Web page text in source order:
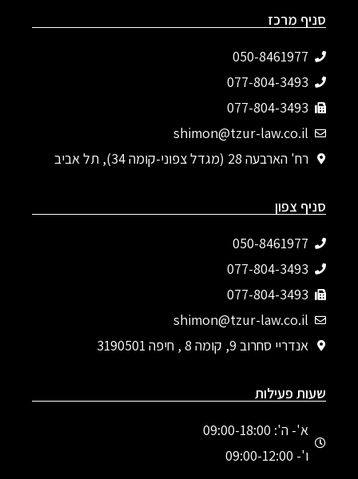
סניף מרכז
050-8461977
077-804-3493‬
077-804-3493
shimon@tzur-law.co.il
רח' הארבעה 28 (מגדל צפוני-קומה 34), תל אביב
סניף צפון
050-8461977
077-804-3493‬
077-804-3493
shimon@tzur-law.co.il
אנדריי סחרוב 9, קומה 8 , חיפה 3190501
שעות פעילות
א'- ה': 09:00-18:00
ו'- 09:00-12:00